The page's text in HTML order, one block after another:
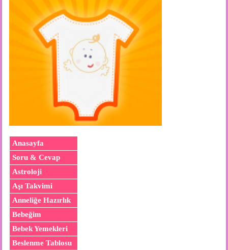
Anasayfa
Soru & Cevap
Astroloji
Aşı Takvimi
Anneliğe Hazırlık
Bebeğim
Bebek Yemekleri
Beslenme Tablosu